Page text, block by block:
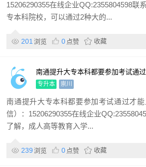
15206290355在线企业QQ:2355804598联
专本科院校，可以通过2种大的...
201 浏览 0 点赞 收藏
南通提升大专本科都要参加考试通
入学吗
专升本 崇川
南通提升大专本科都要参加考试通过才
信）：15206290355在线企业
了解，成人高等教育入学...
239 浏览 0 点赞 收藏